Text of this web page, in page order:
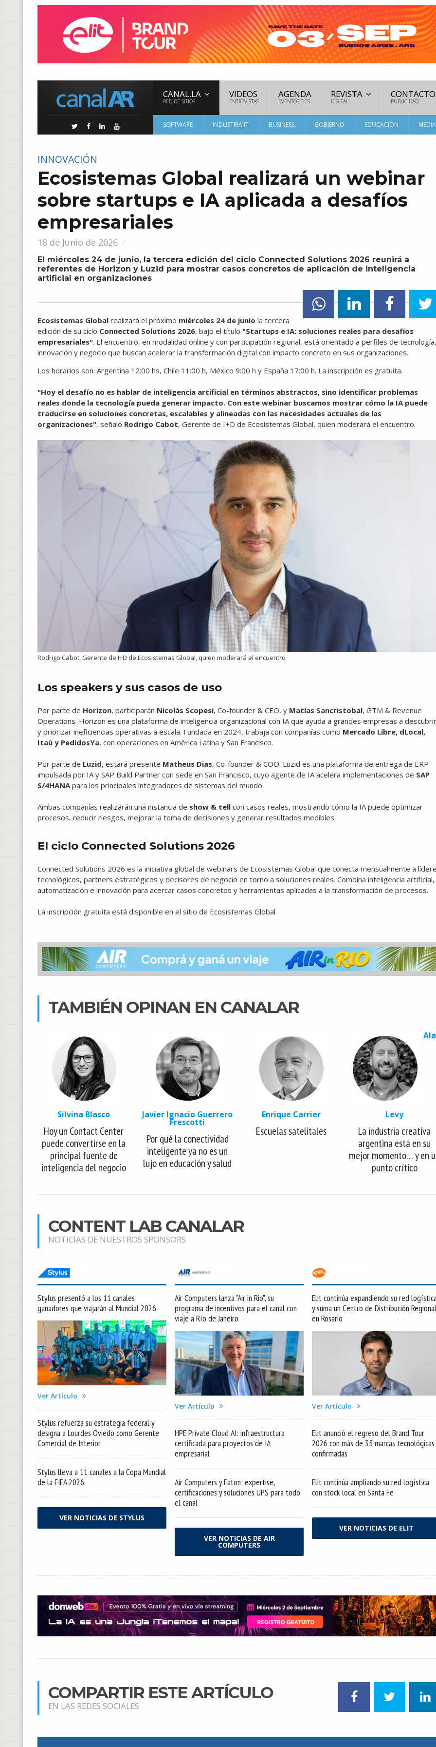
CANAL.LA
RED DE SITIOS
VIDEOS
ENTREVISTAS
AGENDA
EVENTOS TICS
REVISTA
DIGITAL
CONTACTO
PUBLICIDAD
SOFTWARE INDUSTRIA IT BUSINESS GOBIERNO EDUCACIÓN
INNOVACIÓN
Ecosistemas Global realizará un webinar
sobre startups e IA aplicada a desafíos
empresariales
18 de Junio de 2026
El miércoles 24 de junio, la tercera edición del ciclo Connected Solutions 2026 reunirá a
referentes de Horizon y Luzid para mostrar casos concretos de aplicación de inteligencia
artificial en organizaciones
Ecosistemas Global realizará el próximo miércoles 24 de junio la tercera
edición de su ciclo Connected Solutions 2026, bajo el título "Startups e IA: soluciones reales para desafíos
empresariales". El encuentro, en modalidad online y con participación regional, está orientado a perfiles de tecnología,
innovación y negocio que buscan acelerar la transformación digital con impacto concreto en sus organizaciones.
Los horarios son: Argentina 12:00 hs, Chile 11:00 h, México 9:00 h y España 17:00 h. La inscripción es gratuita.
"Hoy el desafío no es hablar de inteligencia artificial en términos abstractos, sino identificar problemas
reales donde la tecnología pueda generar impacto. Con este webinar buscamos mostrar cómo la IA puede
traducirse en soluciones concretas, escalables y alineadas con las necesidades actuales de las
organizaciones", señaló Rodrigo Cabot, Gerente de I+D de Ecosistemas Global, quien moderará el encuentro.
Rodrigo Cabot, Gerente de I+D de Ecosistemas Global, quien moderará el encuentro
Los speakers y sus casos de uso
Por parte de Horizon, participarán Nicolás Scopesi, Co-founder & CEO, y Matías Sancristobal, GTM & Revenue
Operations. Horizon es una plataforma de inteligencia organizacional con IA que ayuda a grandes empresas a descubrir
y priorizar ineficiencias operativas a escala. Fundada en 2024, trabaja con compañías como Mercado Libre, dLocal,
Itaú y PedidosYa, con operaciones en América Latina y San Francisco.
Por parte de Luzid, estará presente Matheus Dias, Co-founder & COO. Luzid es una plataforma de entrega de ERP
impulsada por IA y SAP Build Partner con sede en San Francisco, cuyo agente de IA acelera implementaciones de SAP
S/4HANApara los principales integradores de sistemas del mundo.
Ambas compañías realizarán una instancia de show & tell con casos reales, mostrando cómo la IA puede optimizar
procesos, reducir riesgos, mejorar la toma de decisiones y generar resultados medibles.
El ciclo Connected Solutions 2026
Connected Solutions 2026 es la iniciativa global de webinars de Ecosistemas Global que conecta mensualmente a
tecnológicos, partners estratégicos y decisores de negocio en torno a soluciones reales. Combina inteligencia artificial,
automatización e innovación para acercar casos concretos y herramientas aplicadas a la transformación de procesos.
La inscripción gratuita está disponible en el sitio de Ecosistemas Global.
TAMBIÉN OPINAN EN CANALAR
Silvina Blasco
Hoy un Contact Center
puede convertirse en la
principal fuente de
inteligencia del negocio
Javier Ignacio Guerrero
Frescotti
Por qué la conectividad
inteligente ya no es un
lujo en educación y salud
Enrique Carrier
Escuelas satelitales
Levy
La industria creativa
argentina está en su
mejor momento… y en
punto crítico
CONTENT LAB CANALAR
NOTICIAS DE NUESTROS SPONSORS
Stylus presentó a los 11 canales
ganadores que viajarán al Mundial 2026
Ver Artículo
Stylus refuerza su estrategia federal y
designa a Lourdes Oviedo como Gerente
Comercial de Interior
Stylus lleva a 11 canales a la Copa Mundial
de la FIFA 2026
VER NOTICIAS DE STYLUS
Air Computers lanza "Air in Rio", su
programa de incentivos para el canal con
viaje a Río de Janeiro
Ver Artículo
HPE Private Cloud AI: infraestructura
certificada para proyectos de IA
empresarial
Air Computers y Eaton: expertise,
certificaciones y soluciones UPS para todo
el canal
VER NOTICIAS DE AIR
COMPUTERS
Elit continúa expandiendo su red
y suma un Centro de Distribución Regional
en Rosario
Ver Artículo
Elit anunció el regreso del Brand Tour
2026 con más de 35 marcas tecnológicas
confirmadas
Elit continúa ampliando su red logística
con stock local en Santa Fe
VER NOTICIAS DE ELIT
COMPARTIR ESTE ARTÍCULO
EN LAS REDES SOCIALES